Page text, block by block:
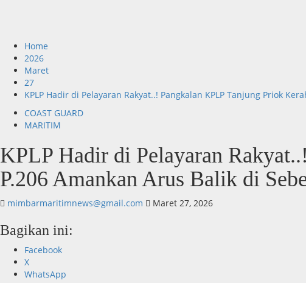
Home
2026
Maret
27
KPLP Hadir di Pelayaran Rakyat..! Pangkalan KPLP Tanjung Priok
COAST GUARD
MARITIM
KPLP Hadir di Pelayaran
P.206 Amankan Arus Balik di
mimbarmaritimnews@gmail.com Maret 27, 2026
Bagikan ini:
Facebook
X
WhatsApp